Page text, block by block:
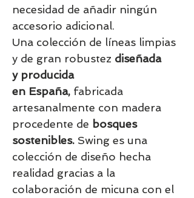
necesidad de añadir ningún
accesorio adicional.
Una colección de líneas limpias
y de gran robustez diseñada
y producida
en España, fabricada
artesanalmente con madera
procedente de bosques
sostenibles. Swing es una
colección de diseño hecha
realidad gracias a la
colaboración de micuna con el